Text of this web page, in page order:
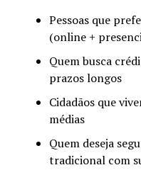
Pessoas que
(online +
Quem busca
prazos longos
Cidadãos que
médias
Quem deseja
tradicional com